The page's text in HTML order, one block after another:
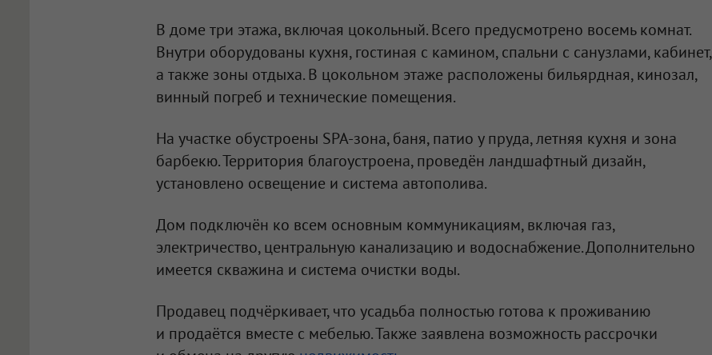
В доме три этажа, включая цокольный. Всего предусмотрено восемь комнат.
Внутри оборудованы кухня, гостиная с камином, спальни с санузлами, кабинет,
а также зоны отдыха. В цокольном этаже расположены бильярдная, кинозал,
винный погреб и технические помещения.
На участке обустроены SPA-зона, баня, патио у пруда, летняя кухня и зона
барбекю. Территория благоустроена, проведён ландшафтный дизайн,
установлено освещение и система автополива.
Дом подключён ко всем основным коммуникациям, включая газ,
электричество, центральную канализацию и водоснабжение. Дополнительно
имеется скважина и система очистки воды.
Продавец подчёркивает, что усадьба полностью готова к проживанию
и продаётся вместе с мебелью. Также заявлена возможность рассрочки